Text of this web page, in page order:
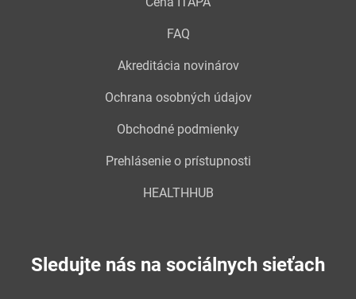
FAQ
Akreditácia novinárov
Ochrana osobných údajov
Obchodné podmienky
Prehlásenie o prístupnosti
HEALTHHUB
Sledujte nás na sociálnych sieťach